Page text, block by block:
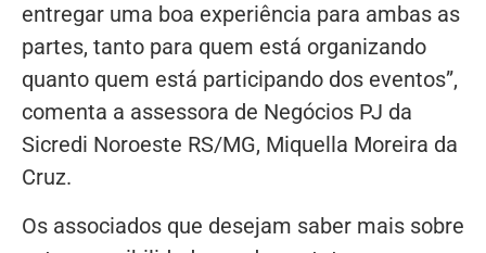
entregar uma boa experiência para ambas as
partes, tanto para quem está organizando
quanto quem está participando dos eventos”,
comenta a assessora de Negócios PJ da
Sicredi Noroeste RS/MG, Miquella Moreira da
Cruz.
Os associados que desejam saber mais sobre